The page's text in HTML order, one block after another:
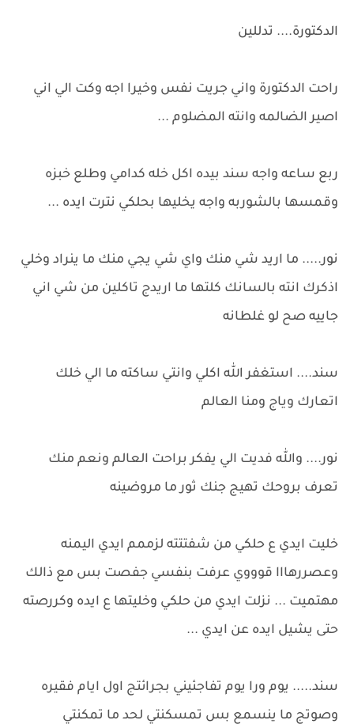
الدكتورة.... تدللين
راحت الدكتورة واني جريت نفس وخيرا اجه وكت الي اني
اصير الضالمه وانته المضلوم ...
ربع ساعه واجه سند بيده اكل خله كدامي وطلع خبزه
وقمسها بالشوربه واجه يخليها بحلكي نترت ايده ...
نور..... ما اريد شي منك واي شي يجي منك ما ينراد وخلي
اذكرك انته بالسانك كلتها ما اريدج تاكلين من شي اني
جاييه صح لو غلطانه
سند.... استغفر الله اكلي وانتي ساكته ما الي خلك
اتعارك وياج ومنا العالم
نور.... والله فديت الي يفكر براحت العالم ونعم منك
تعرف بروحك تهيج جنك ثور ما مروضينه
خليت ايدي ع حلكي من شفتتته لزممم ايدي اليمنه
وعصررهااا قوووي عرفت بنفسي جفصت بس مع ذالك
مهتميت ... نزلت ايدي من حلكي وخليتها ع ايده وكررصته
حتى يشيل ايده عن ايدي ...
سند..... يوم ورا يوم تفاجئيني بجرائتج اول ايام فقيره
وصوتج ما ينسمع بس تمسكنتي لحد ما تمكنتي